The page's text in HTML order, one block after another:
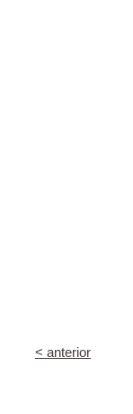
< anterior